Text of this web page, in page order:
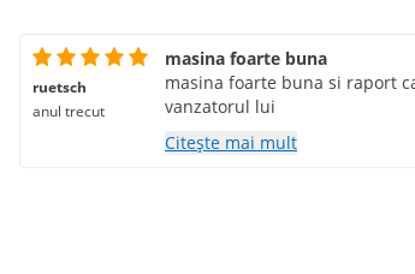
ruetsch
anul trecut
masina foarte buna
masina foarte buna si raport
vanzatorul lui
Citește mai mult